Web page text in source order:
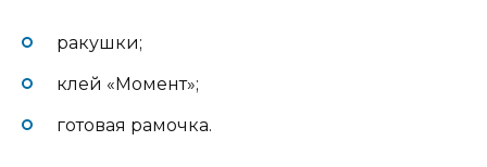
ракушки;
клей «Момент»;
готовая рамочка.